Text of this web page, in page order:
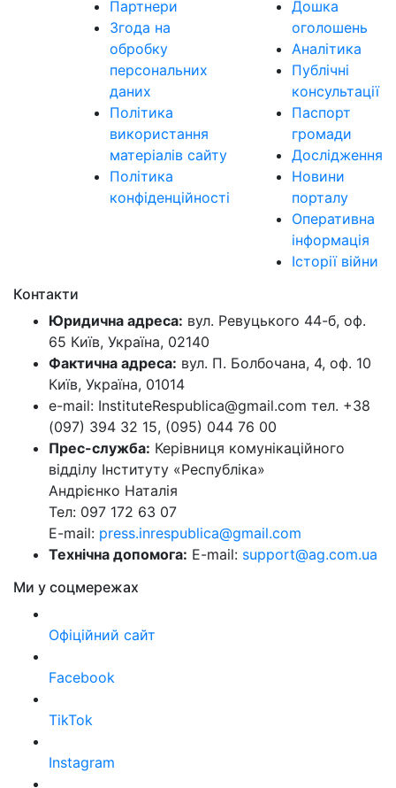
Партнери
Згода на
обробку
персональних
даних
Політика
використання
матеріалів сайту
Політика
конфіденційності
Дошка
оголошень
Аналітика
Публічні
консультації
Паспорт
громади
Дослідження
Новини
порталу
Оперативна
інформація
Історії війни
Контакти
Юридична адреса: вул. Ревуцького 44-б, оф.
65 Київ, Україна, 02140
Фактична адреса: вул. П. Болбочана, 4, оф. 10
Київ, Україна, 01014
e-mail: InstituteRespublica@gmail.com тел. +38
(097) 394 32 15, (095) 044 76 00
Прес-служба: Керівниця комунікаційного
відділу Інституту «Республіка»
Андрієнко Наталія
Тел: 097 172 63 07
E-mail: press.inrespublica@gmail.com
Технічна допомога: E-mail: support@ag.com.ua
Ми у соцмережах
Офіційний сайт
Facebook
TikTok
Instagram